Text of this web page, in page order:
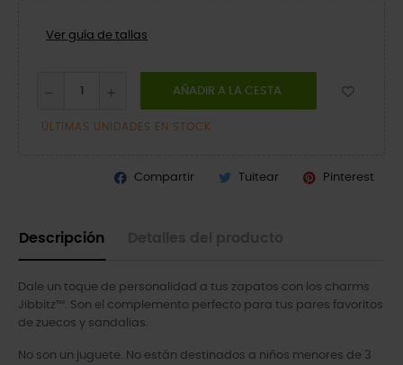
Ver guía de tallas
AÑADIR A LA CESTA
ÚLTIMAS UNIDADES EN STOCK
Compartir Tuitear Pinterest
Descripción
Dale un toque de personalidad a tus zapatos con los charms
Jibbitz™. Son el complemento perfecto para tus pares favoritos
de zuecos y sandalias.
No son un juguete. No están destinados a niños menores de 3